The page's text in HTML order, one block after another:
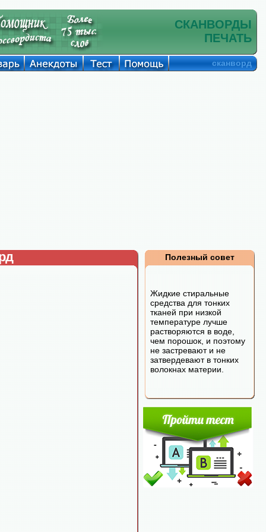
СКАНВОРДЫ
ПЕЧАТЬ
сканворд
Полезный совет
Жидкие стиральные
средства для тонких
тканей при низкой
температуре лучше
растворяются в воде,
чем порошок, и поэтому
не застревают и не
затвердевают в тонких
волокнах материи.